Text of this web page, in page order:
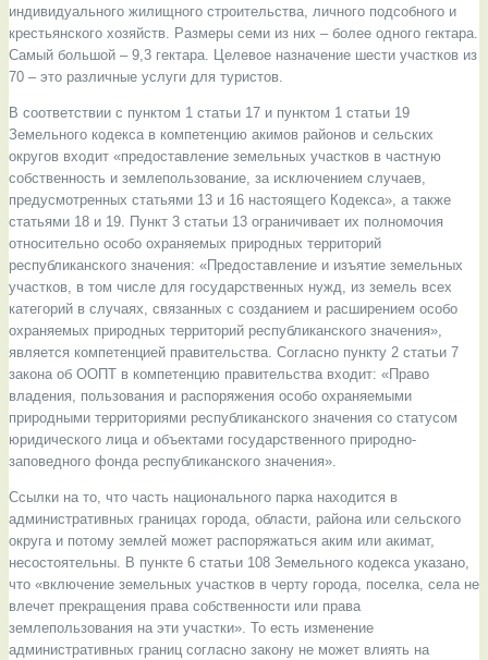
индивидуального жилищного строительства, личного подсобного и
крестьянского хозяйств. Размеры семи из них – более одного гектара.
Самый большой – 9,3 гектара. Целевое назначение шести участков из
70 – это различные услуги для туристов.
В соответствии с пунктом 1 статьи 17 и пунктом 1 статьи 19
Земельного кодекса в компетенцию акимов районов и сельских
округов входит «предоставление земельных участков в частную
собственность и землепользование, за исключением случаев,
предусмотренных статьями 13 и 16 настоящего Кодекса», а также
статьями 18 и 19. Пункт 3 статьи 13 ограничивает их полномочия
относительно особо охраняемых природных территорий
республиканского значения: «Предоставление и изъятие земельных
участков, в том числе для государственных нужд, из земель всех
категорий в случаях, связанных с созданием и расширением особо
охраняемых природных территорий республиканского значения»,
является компетенцией правительства. Согласно пункту 2 статьи 7
закона об ООПТ в компетенцию правительства входит: «Право
владения, пользования и распоряжения особо охраняемыми
природными территориями республиканского значения со статусом
юридического лица и объектами государственного природно-
заповедного фонда республиканского значения».
Ссылки на то, что часть национального парка находится в
административных границах города, области, района или сельского
округа и потому землей может распоряжаться аким или акимат,
несостоятельны. В пункте 6 статьи 108 Земельного кодекса указано,
что «включение земельных участков в черту города, поселка, села не
влечет прекращения права собственности или права
землепользования на эти участки». То есть изменение
административных границ согласно закону не может влиять на